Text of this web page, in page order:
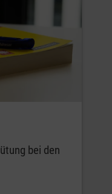
bei den